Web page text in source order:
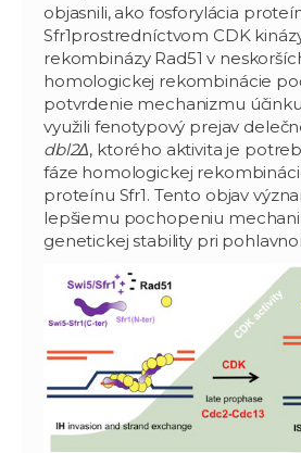
objasnili, ako fosforylácia
Sfr1prostredníctvom CDK
rekombinázy Rad51 v
homologickej rekombinácie
potvrdenie mechanizmu
využili fenotypový prejav
dbl2Δ, ktorého aktivita je
fáze homologickej
proteínu Sfr1. Tento objav
lepšiemu pochopeniu
genetickej stability pri